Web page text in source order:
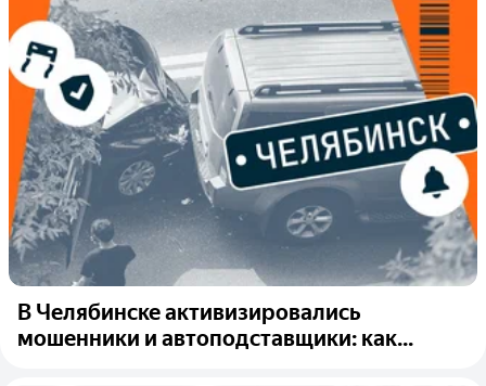
В Челябинске активизировались
мошенники и автоподставщики: как...